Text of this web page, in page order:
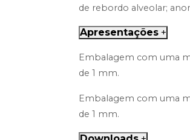
de rebordo alveolar;
Apresentações +
Embalagem com uma
de 1 mm.
Embalagem com uma
de 1 mm.